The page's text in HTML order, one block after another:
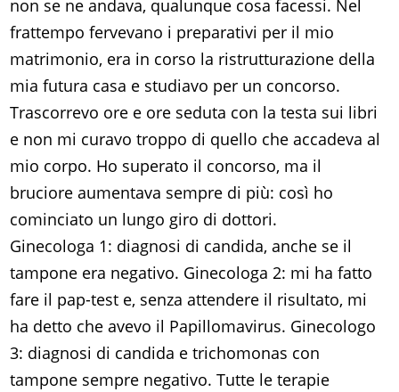
non se ne andava, qualunque cosa facessi. Nel
frattempo fervevano i preparativi per il mio
matrimonio, era in corso la ristrutturazione della
mia futura casa e studiavo per un concorso.
Trascorrevo ore e ore seduta con la testa sui libri
e non mi curavo troppo di quello che accadeva al
mio corpo. Ho superato il concorso, ma il
bruciore aumentava sempre di più: così ho
cominciato un lungo giro di dottori.
Ginecologa 1: diagnosi di candida, anche se il
tampone era negativo. Ginecologa 2: mi ha fatto
fare il pap-test e, senza attendere il risultato, mi
ha detto che avevo il Papillomavirus. Ginecologo
3: diagnosi di candida e trichomonas con
tampone sempre negativo. Tutte le terapie